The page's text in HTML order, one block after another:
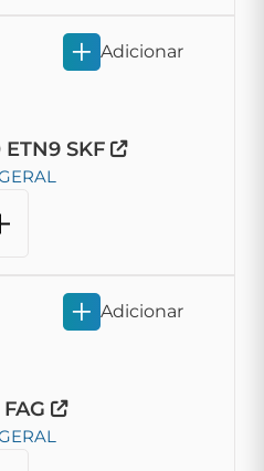
SKF
Adicionar
Adicionar